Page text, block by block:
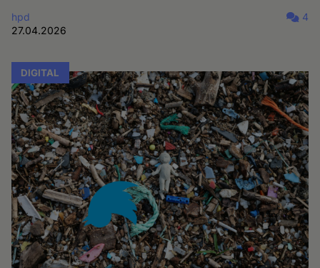
hpd
27.04.2026
4
DIGITAL